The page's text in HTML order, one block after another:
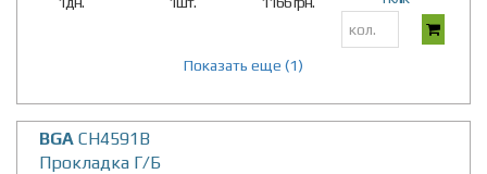
Показать еще (1)
BGA CH4591B
Прокладка Г/Б